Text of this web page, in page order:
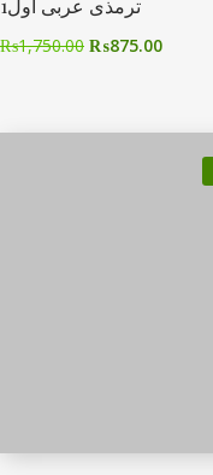
1ترمذی عربی اول
₨1,750.00 ₨875.00